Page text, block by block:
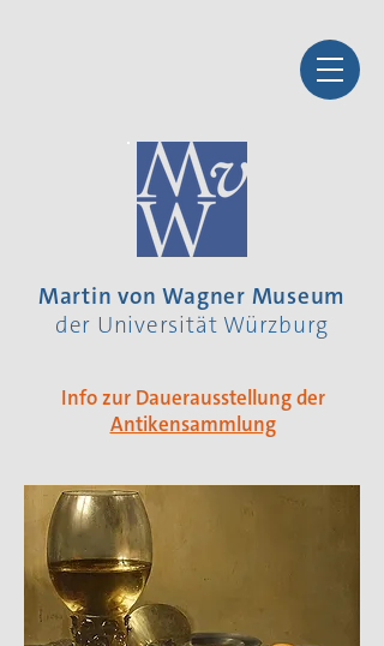
Martin von Wagner Museum
der Universität Würzburg
Info zur Dauerausstellung der
Antikensammlung